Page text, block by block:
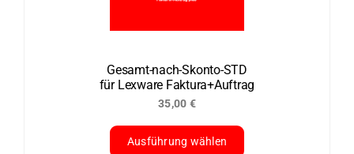
Optionen
der
Produktseite
werden
Gesamt-nach-Skonto-STD
für Lexware Faktura+Auftrag
35,00 €
Ausführung wählen